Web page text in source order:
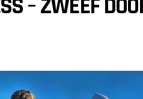
– ZWEEF